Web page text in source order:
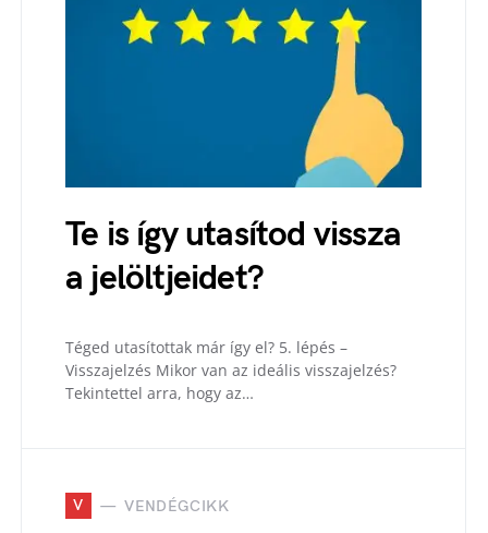
Te is így utasítod vissza
a jelöltjeidet?
Téged utasítottak már így el? 5. lépés –
Visszajelzés Mikor van az ideális visszajelzés?
Tekintettel arra, hogy az…
V VENDÉGCIKK